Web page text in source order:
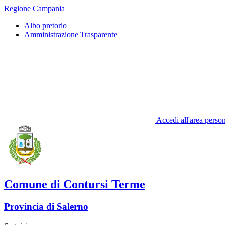
Regione Campania
Albo pretorio
Amministrazione Trasparente
Accedi all'area
Comune di Contursi Terme
Provincia di Salerno